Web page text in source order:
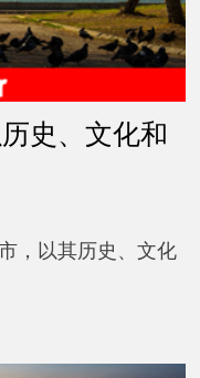
史、文化和
，以其历史、文化